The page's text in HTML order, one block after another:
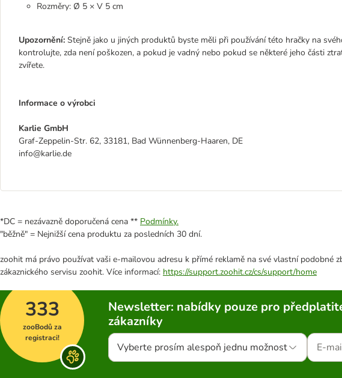
Rozměry: Ø 5 × V 5 cm
Upozornění: Stejně jako u jiných produktů byste měli při používání této hračky na
kontrolujte, zda není poškozen, a pokud je vadný nebo pokud se některé jeho části
zvířete.
Informace o výrobci
Karlie GmbH
Graf-Zeppelin-Str. 62, 33181, Bad Wünnenberg-Haaren, DE
info@karlie.de
*DC = nezávazně doporučená cena ** Podmínky.
"běžně" = Nejnižší cena produktu za posledních 30 dní.
zoohit má právo používat vaši e-mailovou adresu k přímé reklamě na své vlastní podobné
zákaznického servisu zoohit. Více informací: https://support.zoohit.cz/cs/support/home
333
zooBodů za
registraci!
Newsletter: nabídky pouze pro
zákazníky
Vyberte prosím alespoň jednu možnost